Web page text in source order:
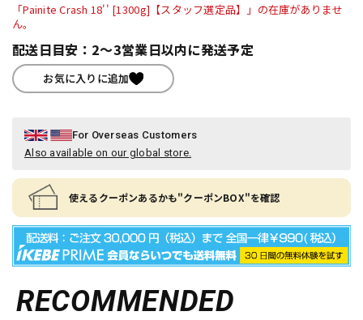
「Painite Crash 18'' [1300g]【スタッフ選定品】」の在庫がありませ
ん。
配送日目安：2～3営業日以内に発送予定
お気に入りに追加
For Overseas Customers
Also available on our global store.
使えるクーポンあるかも"クーポンBOX"を確認
RECOMMENDED